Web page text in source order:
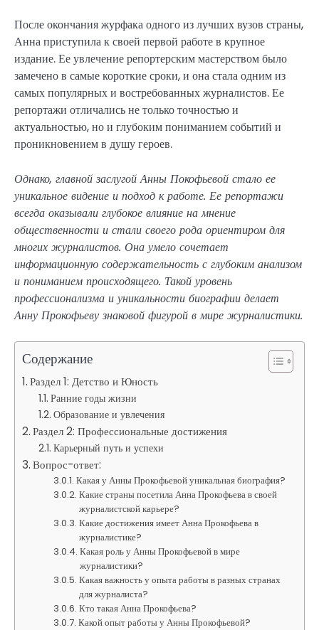
После окончания журфака одного из лучших вузов страны,
Анна приступила к своей первой работе в крупное
издание. Ее увлечение репортерским мастерством было
замечено в самые короткие сроки, и она стала одним из
самых популярных и востребованных журналистов. Ее
репортажи отличались не только точностью и
актуальностью, но и глубоким пониманием событий и
проникновением в душу героев.
Однако, главной заслугой Анны Покофьевой стало ее
уникальное видение и подход к работе. Ее репортажи
всегда оказывали глубокое влияние на мнение
общественности и стали своего рода ориентиром для
многих журналистов. Она умело сочетает
информационную содержательность с глубоким анализом
и пониманием происходящего. Такой уровень
профессионализма и уникальности биографии делает
Анну Прокофьеву знаковой фигурой в мире журналистики.
Содержание
Раздел 1: Детство и Юность
Ранние годы жизни
Образование и увлечения
Раздел 2: Профессиональные достижения
Карьерный путь и успехи
Вопрос-ответ:
Какая у Анны Прокофьевой уникальная биография?
Какие страны посетила Анна Прокофьева в своей
журналистской карьере?
Какие достижения имеет Анна Прокофьева в
журналистике?
Какая роль у Анны Прокофьевой в мире
журналистики?
Какая важность у опыта работы в разных странах
для журналиста?
Кто такая Анна Прокофьева?
Какой опыт работы у Анны Прокофьевой?